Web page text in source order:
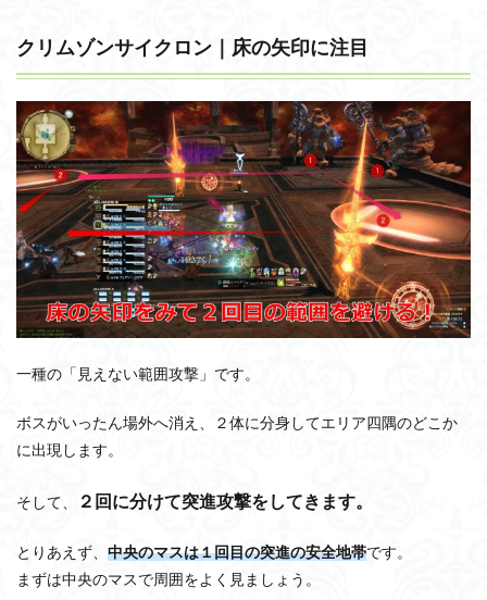
クリムゾンサイクロン｜床の矢印に注目
一種の「見えない範囲攻撃」です。
ボスがいったん場外へ消え、２体に分身してエリア四隅のどこか
に出現します。
そして、 ２回に分けて突進攻撃をしてきます。
とりあえず、 中央のマスは１回目の突進の安全地帯です。
まずは中央のマスで周囲をよく見ましょう。